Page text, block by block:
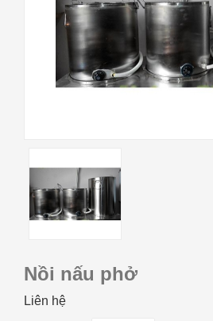
Nồi nấu phở
Liên hệ